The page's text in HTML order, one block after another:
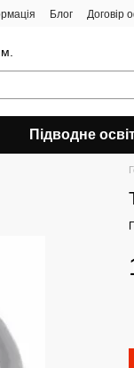
Блог Договір
Підводне